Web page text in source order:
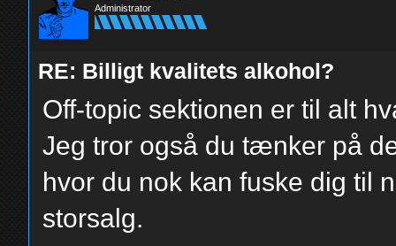
Administrator
RE: Billigt kvalitets alkohol?
Off-topic sektionen er til alt
Jeg tror også du tænker på
hvor du nok kan fuske dig til
storsalg.